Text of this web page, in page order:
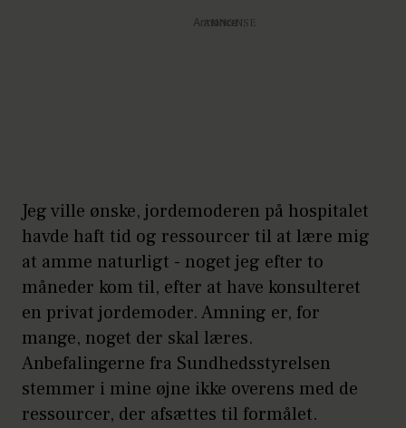
Annonce
Jeg ville ønske, jordemoderen på hospitalet
havde haft tid og ressourcer til at lære mig
at amme naturligt - noget jeg efter to
måneder kom til, efter at have konsulteret
en privat jordemoder. Amning er, for
mange, noget der skal læres.
Anbefalingerne fra Sundhedsstyrelsen
stemmer i mine øjne ikke overens med de
ressourcer, der afsættes til formålet.